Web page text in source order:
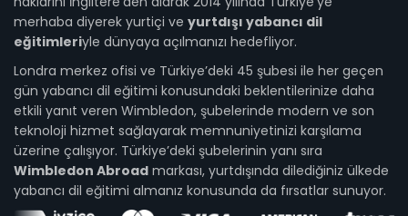
merhaba diyerek yurtiçi ve yurtdışı yabancı dil
eğitimleriyle dünyaya açılmanızı hedefliyor.
Londra merkez ofisi ve Türkiye’deki 45 şubesi ile her geçen
gün yabancı dil eğitimi konusundaki beklentilerinize daha
etkili yanıt veren Wimbledon, şubelerinde modern ve son
teknoloji hizmet sağlayarak memnuniyetinizi karşılama
üzerine çalışıyor. Türkiye’deki şubelerinin yanı sıra
Wimbledon Abroad markası, yurtdışında dilediğiniz ülkede
yabancı dil eğitimi almanız konusunda da fırsatlar sunuyor.